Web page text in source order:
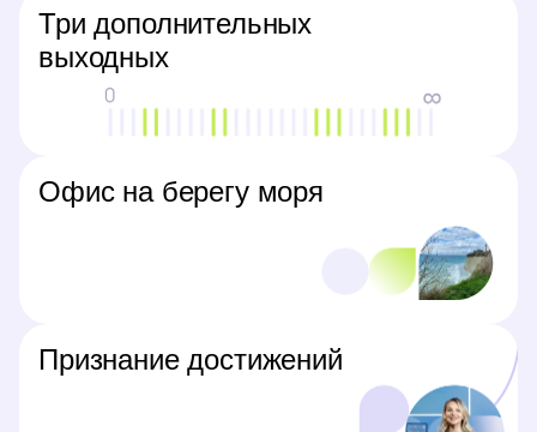
Офис на берегу моря
Три дополнительных
выходных
Признание достижений